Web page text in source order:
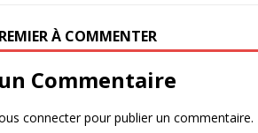
r À COMMENTER
Commentaire
connecterpour publier un commentaire.